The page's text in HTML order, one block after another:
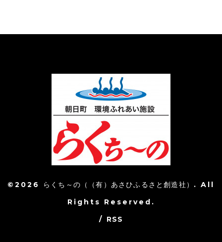
©2026 らくち～の（（有）あさひふるさと創造社） . All
Rights Reserved.
/ RSS